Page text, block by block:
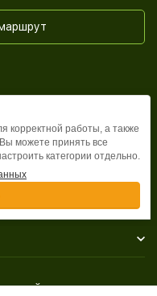
сайта
корректной работы, а также
можете принять все
категории отдельно.